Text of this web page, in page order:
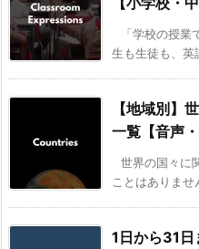
「学校の授
生も生徒も、英
【地域別】
一覧【音声
世界の国々に
ことはありま
1日から31